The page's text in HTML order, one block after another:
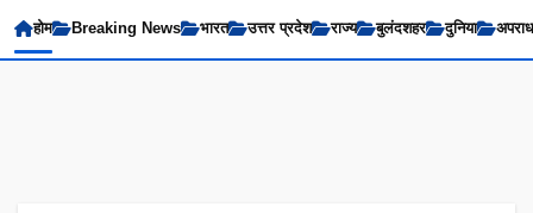
होम Breaking News भारत उत्तर प्रदेश राज्य बुलंदशहर दुनिया अपराध